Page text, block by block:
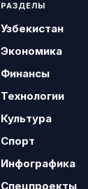
РАЗДЕЛЫ
Узбекистан
Экономика
Финансы
Технологии
Культура
Спорт
Инфографика
Спецпроекты